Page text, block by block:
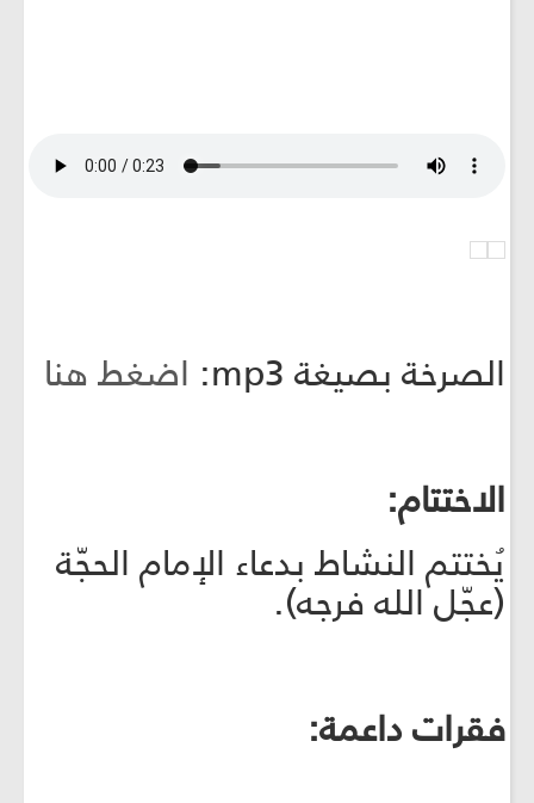
الصرخة بصيغة mp3: اضغط هنا
الاختتام:
يُختتم النشاط بدعاء الإمام الحجّة
(عجّل الله فرجه).
فقرات داعمة: